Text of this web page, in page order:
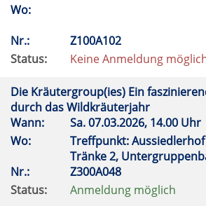
Wo:
Nr.:
Z100A102
Status:
Keine Anmeldung
Die Kräutergroup(ies) Ein
durch das Wildkräuterjahr
Wann:
Sa.07.03.2026, 14.00 Uhr
Wo:
Treffpunkt:
Tränke 2,
Nr.:
Z300A048
Status:
Anmeldung möglich